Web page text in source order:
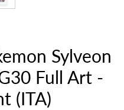
Sylveon
Full Art -
(ITA)